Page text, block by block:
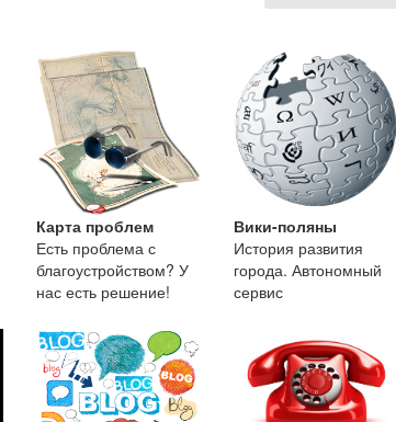
Карта проблем
Есть проблема с
благоустройством? У
нас есть решение!
Вики-поляны
История развития
города. Автономный
сервис
краеведческую
информацию о городе
Вятские